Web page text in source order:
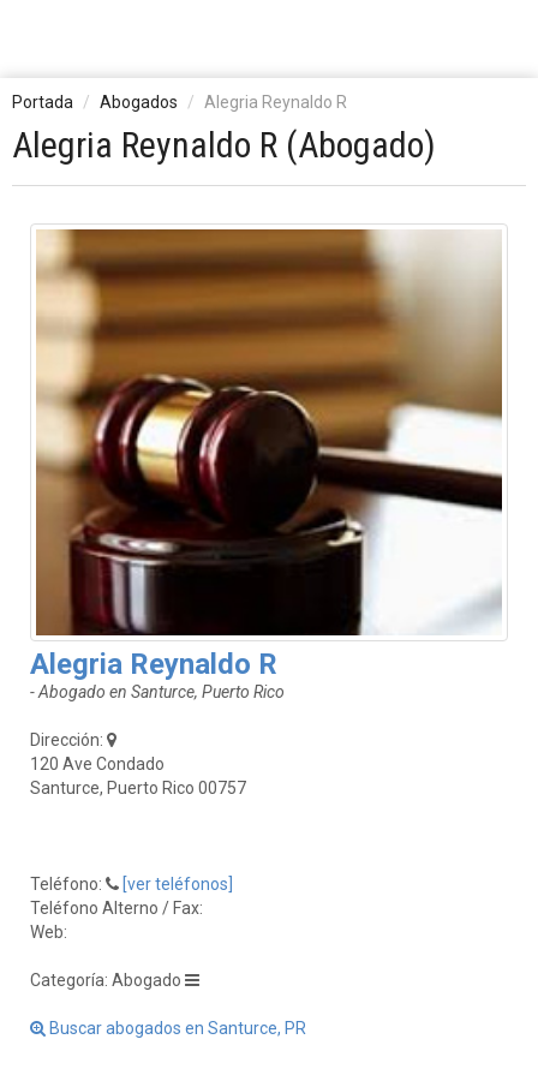
Portada Abogados Alegria Reynaldo R
Alegria Reynaldo R (Abogado)
Alegria Reynaldo R
- Abogado en Santurce, Puerto Rico
Dirección:
120 Ave Condado
Santurce, Puerto Rico 00757
Teléfono:
[ver teléfonos]
Teléfono Alterno / Fax:
Web:
Categoría: Abogado
Buscar abogados en Santurce, PR